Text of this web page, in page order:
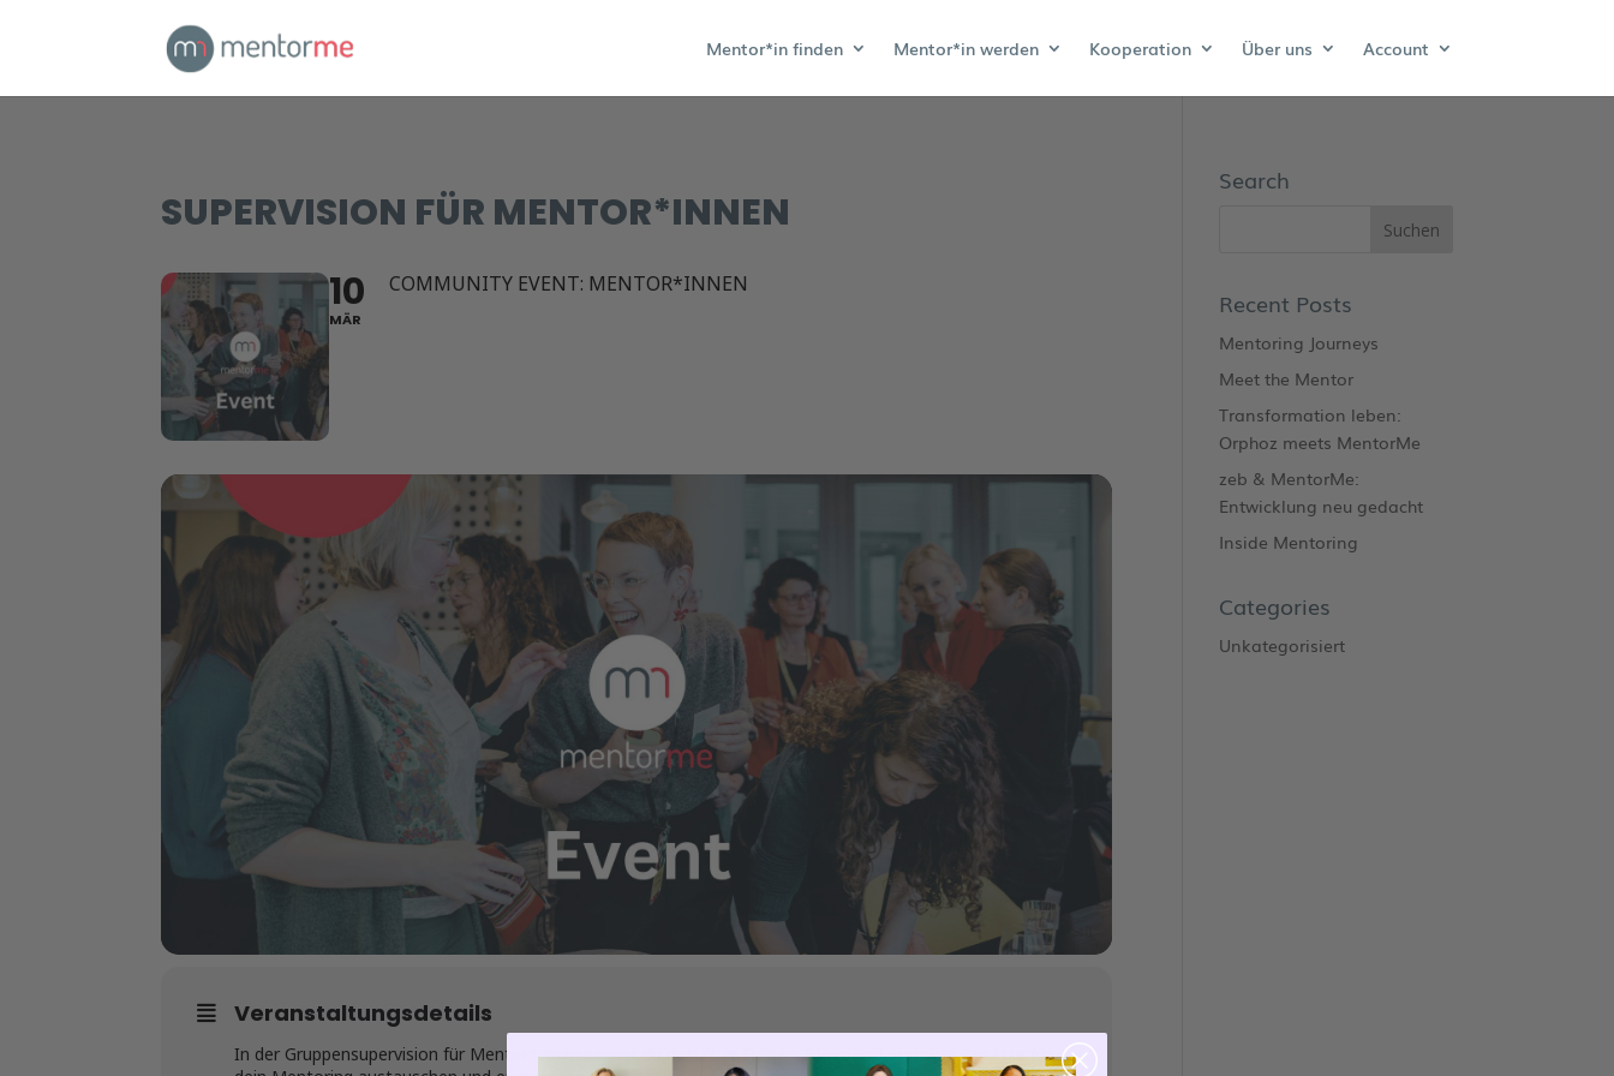
Mentor*in finden Mentor*in werden Kooperation Über uns Account
SUPERVISION FÜR MENTOR*INNEN
10
MÄR
COMMUNITY EVENT: MENTOR*INNEN
Veranstaltungsdetails
In der Gruppensupervision für Mentor*innen kannst du dich über Fragen, Ideen und erprobte Ansätze für
Search
Recent Posts
Mentoring Journeys
Meet the Mentor
Transformation leben:
Orphoz meets MentorMe
zeb & MentorMe:
Entwicklung neu gedacht
Inside Mentoring
Categories
Unkategorisiert